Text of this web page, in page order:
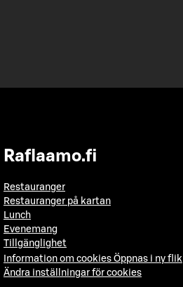
Raflaamo.fi
Restauranger
Restauranger på kartan
Lunch
Evenemang
Tillgänglighet
Information om cookies Öppnas i ny flik
Ändra inställningar för cookies